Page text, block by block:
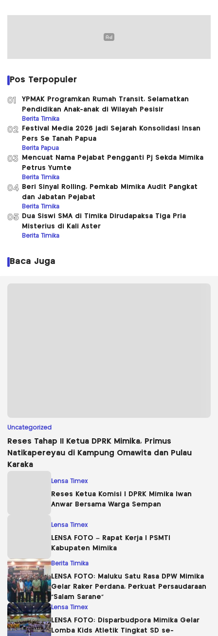
Pos Terpopuler
01
YPMAK Programkan Rumah Transit, Selamatkan
Pendidikan Anak-anak di Wilayah Pesisir
Berita Timika
02
Festival Media 2026 jadi Sejarah Konsolidasi Insan
Pers Se Tanah Papua
Berita Papua
03
Mencuat Nama Pejabat Pengganti Pj Sekda Mimika
Petrus Yumte
Berita Timika
04
Beri Sinyal Rolling, Pemkab Mimika Audit Pangkat
dan Jabatan Pejabat
Berita Timika
05
Dua Siswi SMA di Timika Dirudapaksa Tiga Pria
Misterius di Kali Aster
Berita Timika
Baca Juga
Uncategorized
Reses Tahap II Ketua DPRK Mimika, Primus
Natikapereyau di Kampung Omawita dan Pulau
Karaka
Lensa Timex
Reses Ketua Komisi I DPRK Mimika Iwan
Anwar Bersama Warga Sempan
Lensa Timex
LENSA FOTO – Rapat Kerja I PSMTI
Kabupaten Mimika
Berita Timika
LENSA FOTO: Maluku Satu Rasa DPW Mimika
Gelar Raker Perdana, Perkuat Persaudaraan
“Salam Sarane”
Lensa Timex
LENSA FOTO: Disparbudpora Mimika Gelar
Lomba Kids Atletik Tingkat SD se-